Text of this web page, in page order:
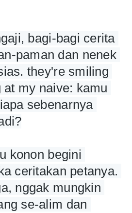
bagi-bagi cerita
paman dan nenek
they're smiling
my naive: kamu
sebenarnya
konon begini
ceritakan petanya.
nggak mungkin
se-alim dan